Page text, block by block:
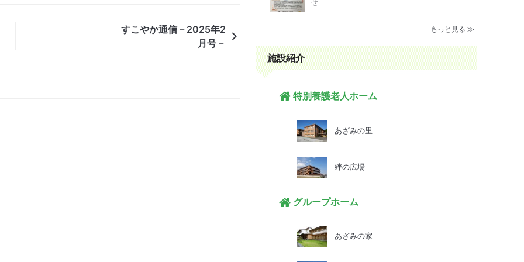
すこやか通信－2025年2
月号－
せ
もっと見る ≫
施設紹介
特別養護老人ホーム
あざみの里
絆の広場
グループホーム
あざみの家